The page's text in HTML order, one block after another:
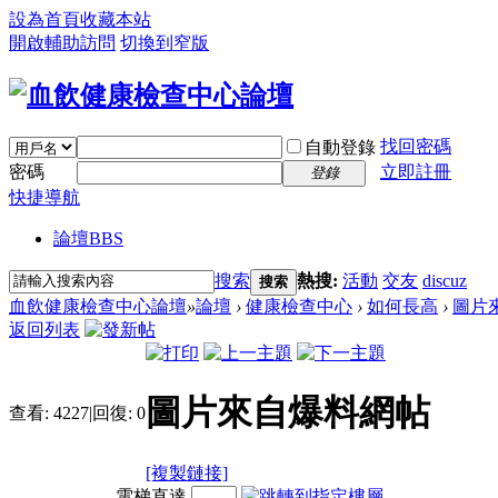
設為首頁收藏本站
開啟輔助訪問 切換到窄版
自動登錄 找回密碼
密碼
登錄
立即註冊
快捷導航
論壇BBS
搜索 搜索 熱搜: 活動 交友 discuz
血飲健康檢查中心論壇»論壇 › 健康檢查中心 › 如何長高 › 圖片
返回列表
查看: 4227|回復: 0 圖片來自爆料網帖
[複製鏈接]